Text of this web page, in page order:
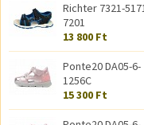
Richter 7321-
7201
13 800 Ft
Ponte20 DA05-6-
1256C
15 300 Ft